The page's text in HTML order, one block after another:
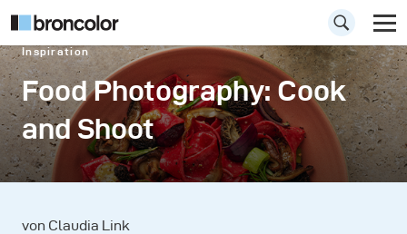
Inspiration
Food Photography: Cook
and Shoot
von Claudia Link